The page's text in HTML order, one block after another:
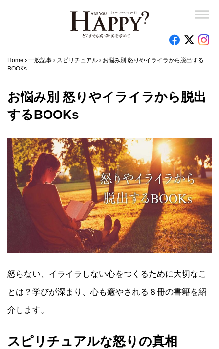
Home 一般記事 スピリチュアル
お悩み別 怒りやイライラから脱出する
BOOKs
お悩み別 怒りやイライラから脱出
するBOOKs
怒らない、イライラしない心をつくるために大切なこ
とは？学びが深まり、心も癒やされる８冊の書籍を紹
介します。
スピリチュアルな怒りの真相